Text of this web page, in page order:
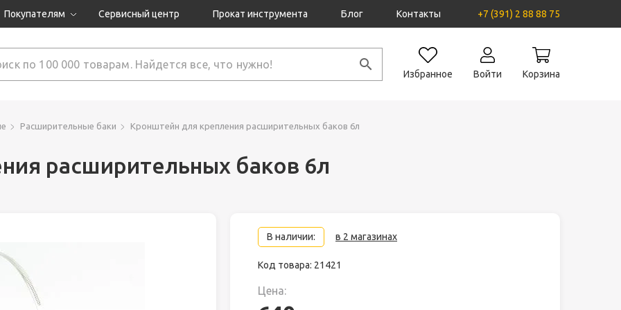
Покупателям
Как оформить заказ?
Сервисный центр Прокат инструмента Блог Контакты +7 (391) 2 88 88 75
Избранное Войти Корзина
Расширительные баки Кронштейн для крепления расширительных баков 6л
расширительных баков 6л
В наличии: в 2 магазинах
Код товара: 21421
Цена: